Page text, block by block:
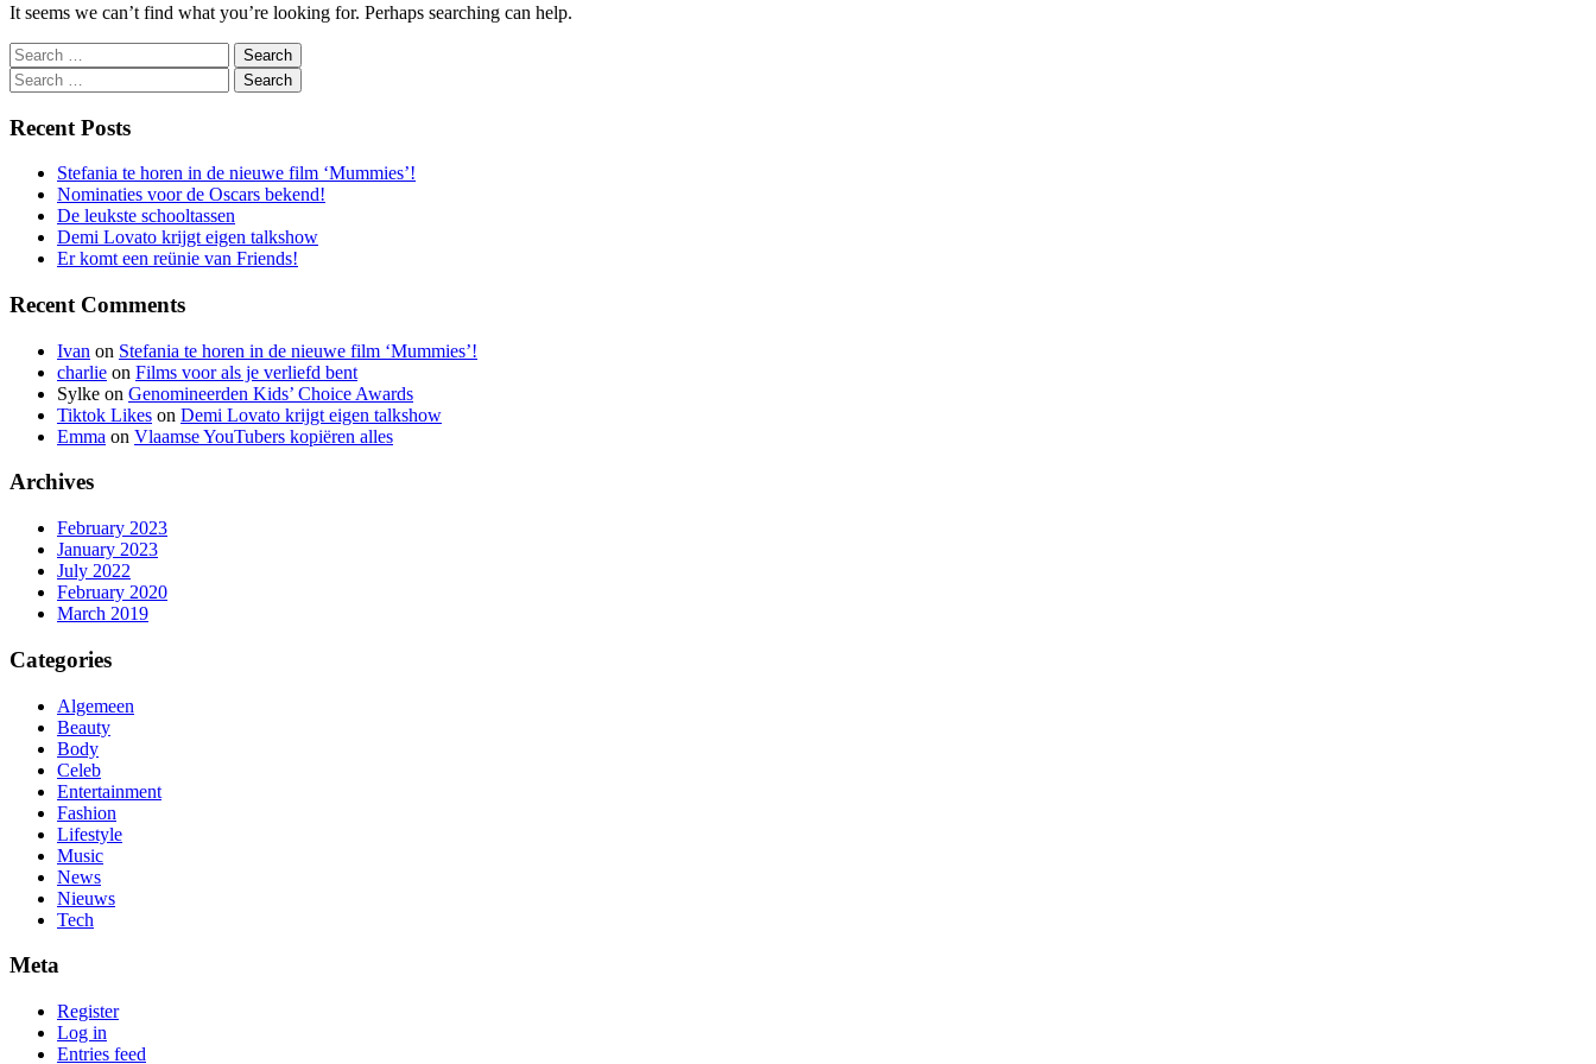
It seems we can’t find what you’re looking for. Perhaps searching can help.
Search
Search
Recent Posts
Stefania te horen in de nieuwe film ‘Mummies’!
Nominaties voor de Oscars bekend!
De leukste schooltassen
Demi Lovato krijgt eigen talkshow
Er komt een reünie van Friends!
Recent Comments
Ivan on Stefania te horen in de nieuwe film ‘Mummies’!
charlie on Films voor als je verliefd bent
Sylke on Genomineerden Kids’ Choice Awards
Tiktok Likes on Demi Lovato krijgt eigen talkshow
Emma on Vlaamse YouTubers kopiëren alles
Archives
February 2023
January 2023
July 2022
February 2020
March 2019
Categories
Algemeen
Beauty
Body
Celeb
Entertainment
Fashion
Lifestyle
Music
News
Nieuws
Tech
Meta
Register
Log in
Entries feed